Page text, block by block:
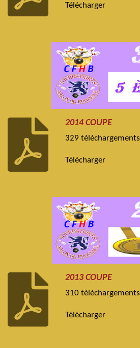
Télécharger
2014 COUPE
329 téléchargements
Télécharger
2013 COUPE
310 téléchargements
Télécharger